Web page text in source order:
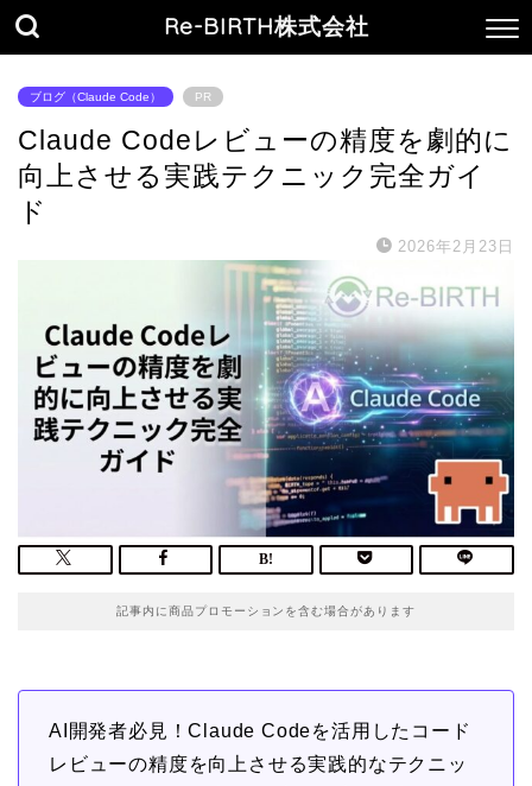
Re-BIRTH株式会社
ブログ（Claude Code） PR
Claude Codeレビューの精度を劇的に
向上させる実践テクニック完全ガイ
ド
2026年2月23日
記事内に商品プロモーションを含む場合があります
AI開発者必見！Claude Codeを活用したコード
レビューの精度を向上させる実践的なテクニッ